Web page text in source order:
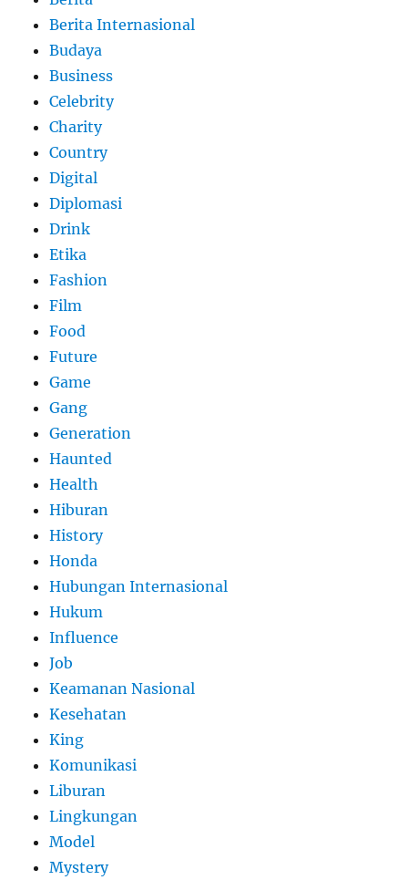
Berita Internasional
Budaya
Business
Celebrity
Charity
Country
Digital
Diplomasi
Drink
Etika
Fashion
Film
Food
Future
Game
Gang
Generation
Haunted
Health
Hiburan
History
Honda
Hubungan Internasional
Hukum
Influence
Job
Keamanan Nasional
Kesehatan
King
Komunikasi
Liburan
Lingkungan
Model
Mystery